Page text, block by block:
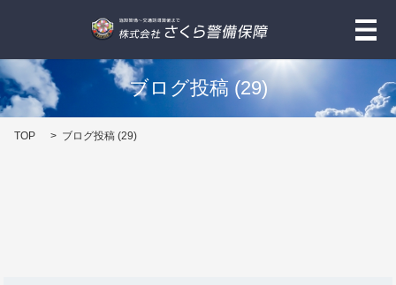
メ
ブログ投稿 (29)
TOP ブログ投稿 (29)